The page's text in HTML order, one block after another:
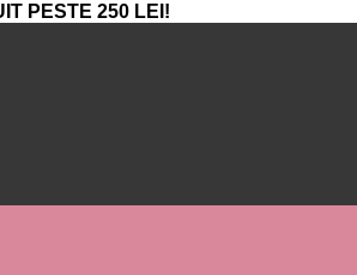
PESTE 250 LEI!